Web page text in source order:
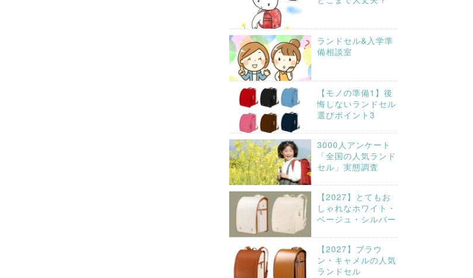
ランドセル&入学準
備相談室
【モノの準備1】後
悔しないランドセル
選びポイント3
3000人アンケート
「全国の人気ランド
セル」実態調査
【2027】とてもお
しゃれなホワイト・
ベージュ・シルバー
【2027】ブラウ
ン・キャメルの人気
ランドセル